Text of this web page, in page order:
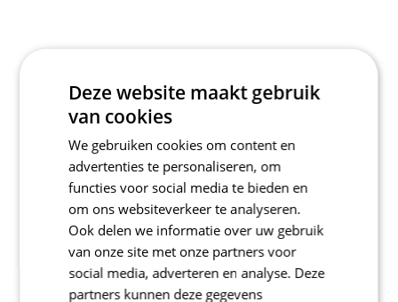
Deze website maakt gebruik
van cookies
We gebruiken cookies om content en
advertenties te personaliseren, om
functies voor social media te bieden en
om ons websiteverkeer te analyseren.
Ook delen we informatie over uw gebruik
van onze site met onze partners voor
social media, adverteren en analyse. Deze
partners kunnen deze gegevens